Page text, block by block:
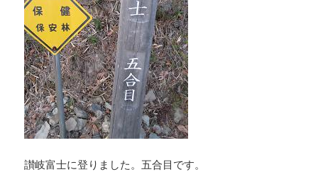
讃岐富士に登りました。五合目です。